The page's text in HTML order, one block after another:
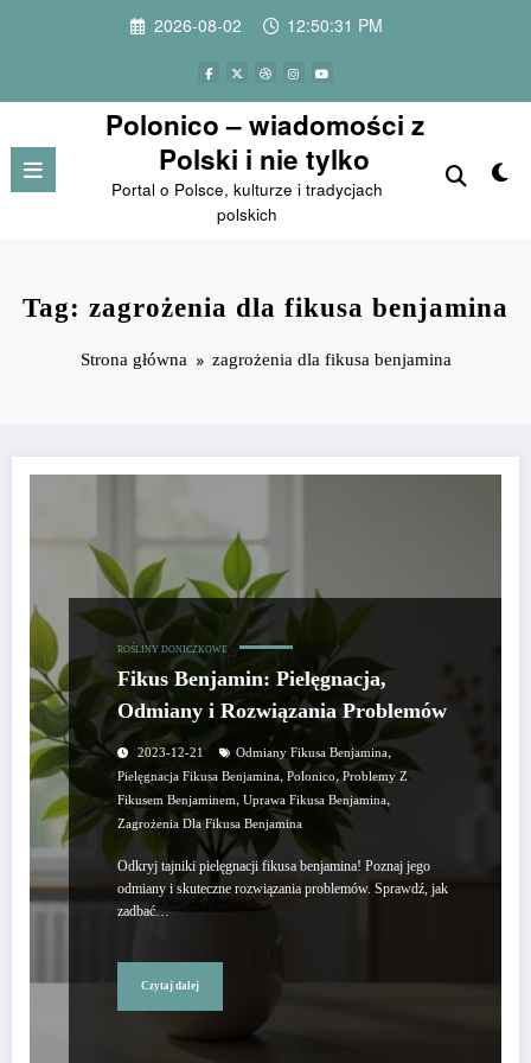
2026-08-02 12:50:31 PM
Polonico – wiadomości z
Polski i nie tylko
Portal o Polsce, kulturze i tradycjach
polskich
Tag: zagrożenia dla fikusa benjamina
Strona główna zagrożenia dla fikusa benjamina
ROŚLINY DONICZKOWE
Fikus Benjamin: Pielęgnacja,
Odmiany i Rozwiązania Problemów
2023-12-21 Odmiany Fikusa Benjamina,
Pielęgnacja Fikusa Benjamina,Polonico,Problemy Z
Fikusem Benjaminem, Uprawa Fikusa Benjamina,
Zagrożenia Dla Fikusa Benjamina
Odkryj tajniki pielęgnacji fikusa benjamina! Poznaj jego
odmiany i skuteczne rozwiązania problemów. Sprawdź, jak
zadbać…
Czytaj dalej